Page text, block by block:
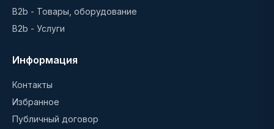
B2b - Товары, оборудование
B2b - Услуги
Информация
Контакты
Избранное
Публичный договор